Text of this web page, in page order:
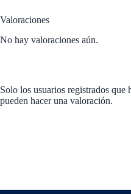
Valoraciones
No hay valoraciones aún.
Solo los usuarios registrados que
pueden hacer una valoración.